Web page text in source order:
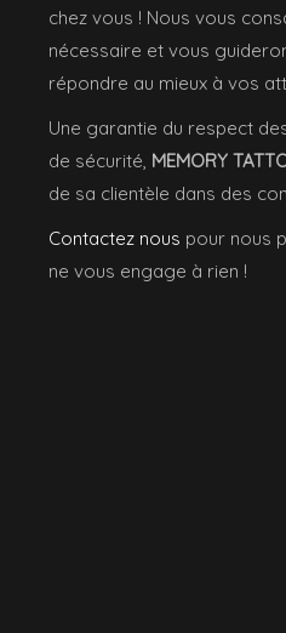
chez vous ! Nous vous
nécessaire et vous
répondre au mieux à vos
Une garantie du respect
de sécurité, MEMORY
de sa clientèle dans des
Contactez nous pour nous
ne vous engage à rien !